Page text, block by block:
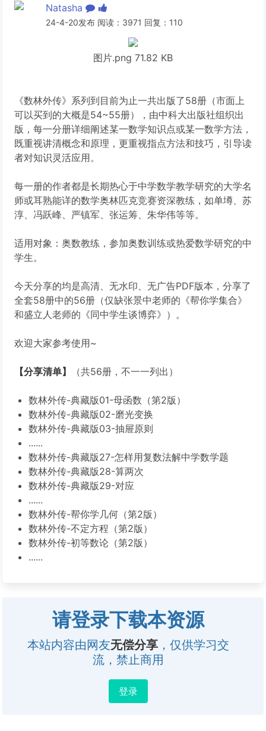
Natasha
24-4-20发布 阅读：3971 回复：110
图片.png 71.82 KB
《数林外传》系列到目前为止一共出版了58册（市面上
可以买到的大概是54~55册），由中科大出版社组织出
版，每一分册详细阐述某一数学知识点或某一数学方法，
既重视讲清概念和原理，更重视指点方法和技巧，引导读
者对知识灵活应用。
每一册的作者都是长期热心于中学数学教学研究的大学名
师或耳熟能详的数学奥林匹克竞赛资深教练，如单墫、苏
淳、冯跃峰、严镇军、张运筹、朱华伟等等。
适用对象：奥数教练，参加奥数训练或热爱数学研究的中
学生。
今天分享的均是高清、无水印、无广告PDF版本，分享了
全套58册中的56册（仅缺张景中老师的《帮你学集合》
和盛立人老师的《同中学生谈博弈》）。
欢迎大家参考使用~
【分享清单】 （共56册，不一一列出）
数林外传-典藏版01-母函数（第2版）
数林外传-典藏版02-磨光变换
数林外传-典藏版03-抽屉原则
......
数林外传-典藏版27-怎样用复数法解中学数学题
数林外传-典藏版28-算两次
数林外传-典藏版29-对应
......
数林外传-帮你学几何（第2版）
数林外传-不定方程（第2版）
数林外传-初等数论（第2版）
......
请登录下载本资源
本站内容由网友无偿分享 ，仅供学习交
流，禁止商用
登录